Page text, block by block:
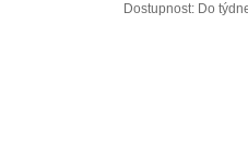
Dostupnost: Do